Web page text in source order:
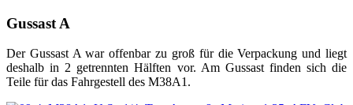
Gussast A
Der Gussast A war offenbar zu groß für die Verpackung und liegt
deshalb in 2 getrennten Hälften vor. Am Gussast finden sich die
Teile für das Fahrgestell des M38A1.